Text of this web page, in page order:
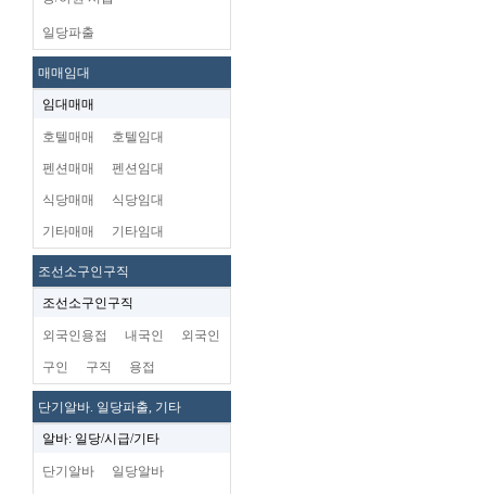
일당파출
매매임대
임대매매
호텔매매 호텔임대
펜션매매 펜션임대
식당매매 식당임대
기타매매 기타임대
조선소구인구직
조선소구인구직
외국인용접 내국인 외국인
구인 구직 용접
단기알바. 일당파출, 기타
알바: 일당/시급/기타
단기알바 일당알바